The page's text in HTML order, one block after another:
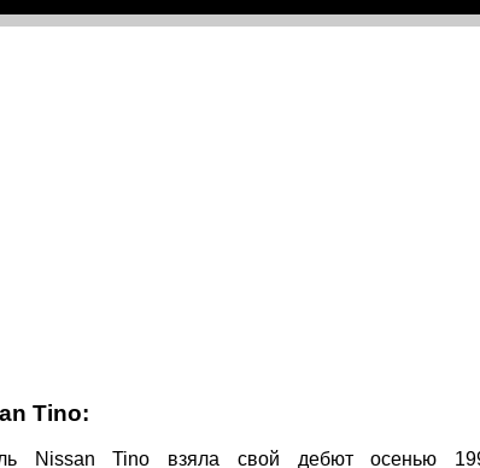
Tino:
Nissan Tino взяла свой дебют осенью